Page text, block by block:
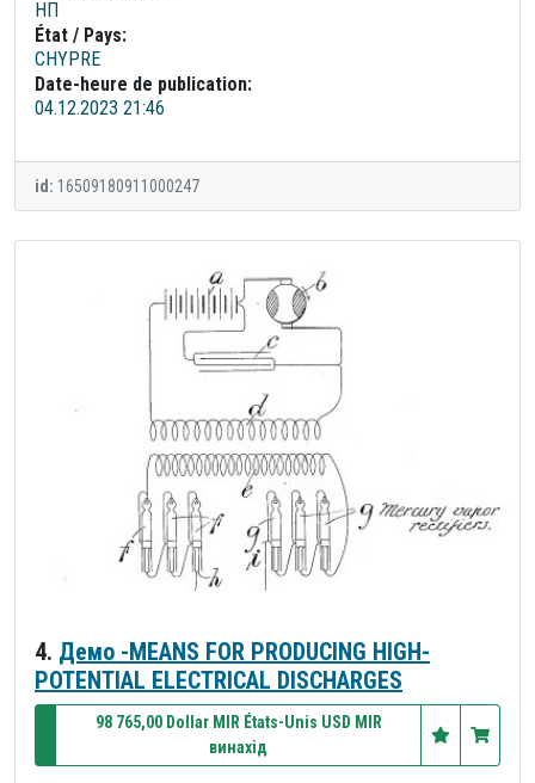
НП
État / Pays:
CHYPRE
Date-heure de publication:
04.12.2023 21:46
id: 16509180911000247
4. Демо -MEANS FOR PRODUCING HIGH-
POTENTIAL ELECTRICAL DISCHARGES
98 765,00 Dollar MIR États-Unis USD MIR
винахід